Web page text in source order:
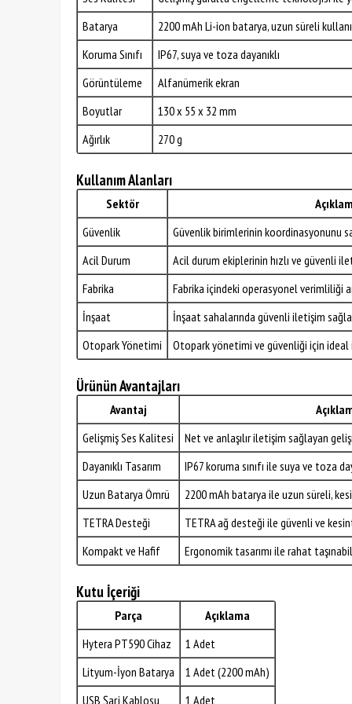
Batarya
2200 mAh Li-ion batarya, uzun süreli
Koruma Sınıfı
IP67, suya ve toza dayanıklı
Görüntüleme
Alfanümerik ekran
Boyutlar
130 x 55 x 32 mm
Ağırlık
270 g
Kullanım Alanları
Sektör
Güvenlik
Güvenlik birimlerinin koordinasyonunu
Acil Durum
Acil durum ekiplerinin hızlı ve güvenli
Fabrika
Fabrika içindeki operasyonel verimliliği
İnşaat
İnşaat sahalarında güvenli iletişim
Otopark Yönetimi
Otopark yönetimi ve güvenliği için ideal
Ürünün Avantajları
Avantaj
Gelişmiş Ses Kalitesi
Net ve anlaşılır iletişim sağlayan
Dayanıklı Tasarım
IP67 koruma sınıfı ile suya ve toza
Uzun Batarya Ömrü
2200 mAh batarya ile uzun süreli,
TETRA Desteği
TETRA ağ desteği ile güvenli ve
Kompakt ve Hafif
Ergonomik tasarımı ile rahat
Kutu İçeriği
Parça
Açıklama
Hytera PT590 Cihaz
1 Adet
Lityum-İyon Batarya
1 Adet (2200 mAh)
USB Şarj Kablosu
1 Adet